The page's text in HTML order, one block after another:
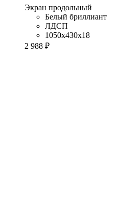
Экран продольный
Белый бриллиант
ЛДСП
1050x430x18
2 988 ₽